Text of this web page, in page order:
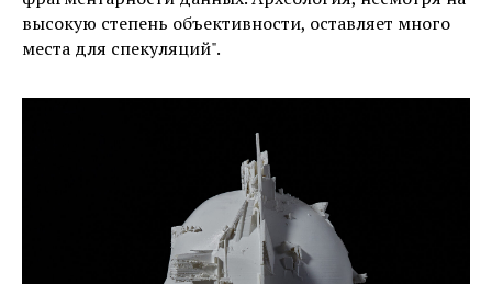
высокую степень объективности, оставляет много
места для спекуляций".